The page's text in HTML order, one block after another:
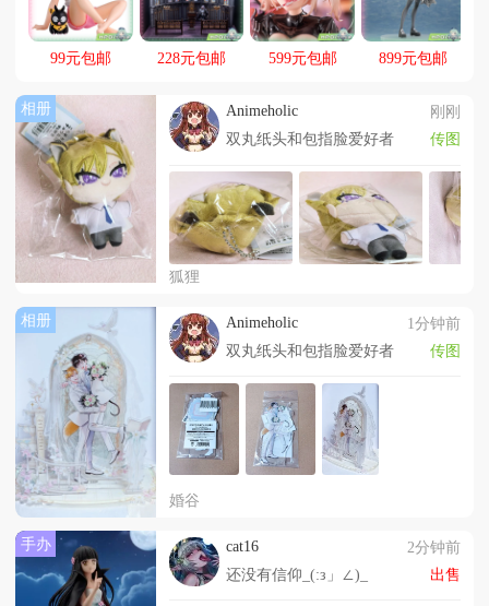
99元包邮 228元包邮 599元包邮 899元包邮
相册 Animeholic
刚刚
双丸纸头和包指脸爱好者
传图
狐狸
相册 Animeholic
1分钟前
双丸纸头和包指脸爱好者
传图
婚谷
手办 cat16
2分钟前
还没有信仰_(:з」∠)_
出售